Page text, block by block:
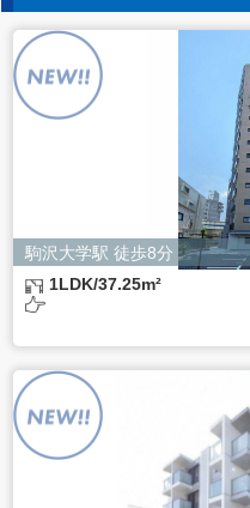
ご本人様は、当社に対し
用目的の通知、開示、内
止または消去、第三者へ
当社問合わせ窓口に申し
社はお客様ご本人を確認
な間内に対応いたします
株式会社バレッグス 個
住所 東京都目黒区鷹番2-
電話 03-3794-1115
お問合せメールアドレ
受付時間：平日10：30
よるものです。
ただし、必要な項目をい
きない場合があります。
駒沢大学駅 徒歩8分
1LDK/37.25m²